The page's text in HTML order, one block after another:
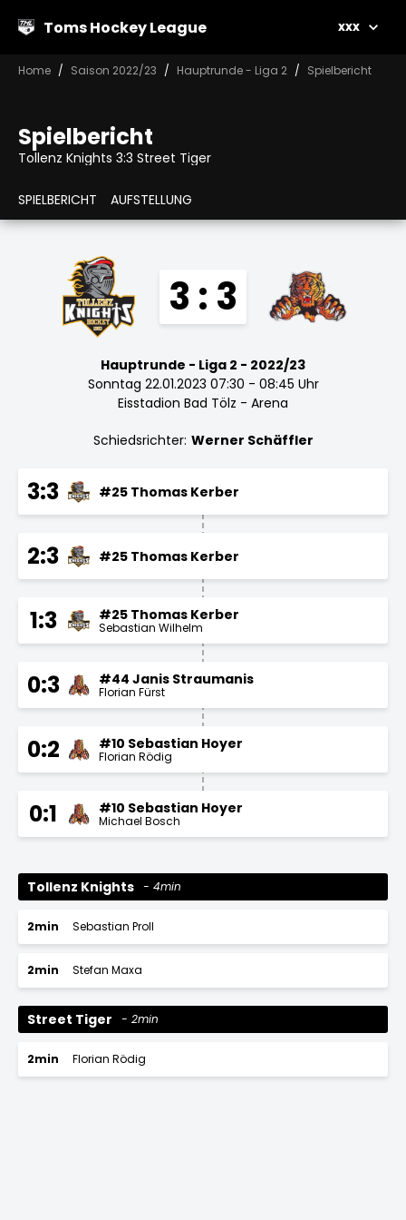
Toms Hockey League xxx
Home Saison 2022/23 Hauptrunde - Liga 2 Spielbericht
Spielbericht
Tollenz Knights 3:3 Street Tiger
SPIELBERICHT AUFSTELLUNG
3 : 3
Hauptrunde - Liga 2 - 2022/23
Sonntag 22.01.2023 07:30 - 08:45 Uhr
Eisstadion Bad Tölz - Arena
Schiedsrichter: Werner Schäffler
3:3 #25 Thomas Kerber
2:3 #25 Thomas Kerber
1:3 #25 Thomas Kerber
Sebastian Wilhelm
0:3 #44 Janis Straumanis
Florian Fürst
0:2 #10 Sebastian Hoyer
Florian Rödig
0:1 #10 Sebastian Hoyer
Michael Bosch
Tollenz Knights 4min
2min Sebastian Proll
2min Stefan Maxa
Street Tiger 2min
2min Florian Rödig